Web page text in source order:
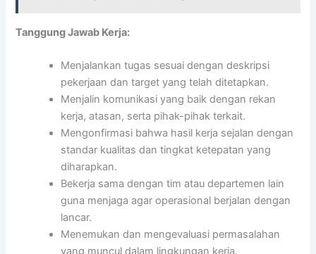
Tanggung Jawab Kerja:
Menjalankan tugas sesuai dengan deskripsi
pekerjaan dan target yang telah ditetapkan.
Menjalin komunikasi yang baik dengan rekan
kerja, atasan, serta pihak-pihak terkait.
Mengonfirmasi bahwa hasil kerja sejalan dengan
standar kualitas dan tingkat ketepatan yang
diharapkan.
Bekerja sama dengan tim atau departemen lain
guna menjaga agar operasional berjalan dengan
lancar.
Menemukan dan mengevaluasi permasalahan
yang muncul dalam lingkungan kerja.